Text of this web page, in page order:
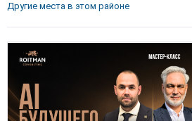
Другие места в этом районе